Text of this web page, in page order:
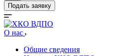
Подать заявку
О нас
Общие сведения